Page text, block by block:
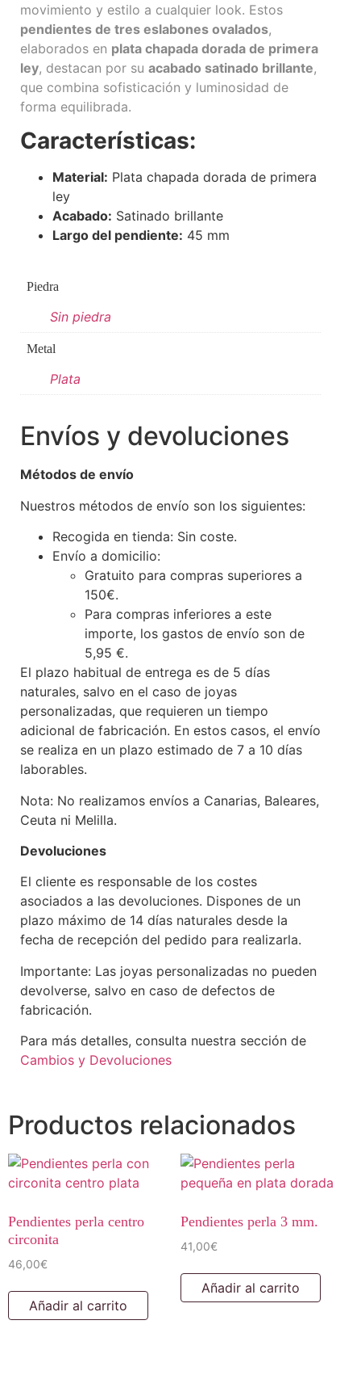
movimiento y estilo a cualquier look. Estos
pendientes de tres eslabones ovalados,
elaborados en plata chapada dorada de primera
ley, destacan por su acabado satinado brillante,
que combina sofisticación y luminosidad de
forma equilibrada.
Características:
Material: Plata chapada dorada de primera
ley
Acabado: Satinado brillante
Largo del pendiente: 45 mm
Piedra
Sin piedra
Metal
Plata
Envíos y devoluciones
Métodos de envío
Nuestros métodos de envío son los siguientes:
Recogida en tienda: Sin coste.
Envío a domicilio:
Gratuito para compras superiores a
150€.
Para compras inferiores a este
importe, los gastos de envío son de
5,95 €.
El plazo habitual de entrega es de 5 días
naturales, salvo en el caso de joyas
personalizadas, que requieren un tiempo
adicional de fabricación. En estos casos, el envío
se realiza en un plazo estimado de 7 a 10 días
laborables.
Nota: No realizamos envíos a Canarias, Baleares,
Ceuta ni Melilla.
Devoluciones
El cliente es responsable de los costes
asociados a las devoluciones. Dispones de un
plazo máximo de 14 días naturales desde la
fecha de recepción del pedido para realizarla.
Importante: Las joyas personalizadas no pueden
devolverse, salvo en caso de defectos de
fabricación.
Para más detalles, consulta nuestra sección de
Cambios y Devoluciones
Productos relacionados
Pendientes perla centro
circonita
46,00€
Añadir al carrito
Pendientes perla 3 mm.
41,00€
Añadir al carrito